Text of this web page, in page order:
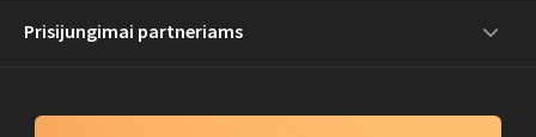
Prisijungimai partneriams